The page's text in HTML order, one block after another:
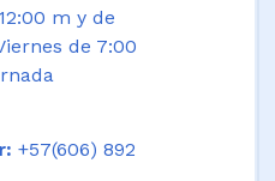
m y de
de 7:00
+57(606) 892